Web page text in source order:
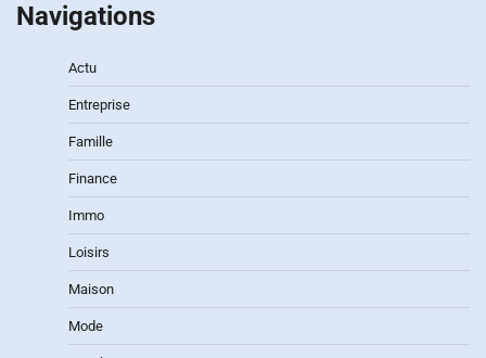
Navigations
Actu
Entreprise
Famille
Finance
Immo
Loisirs
Maison
Mode